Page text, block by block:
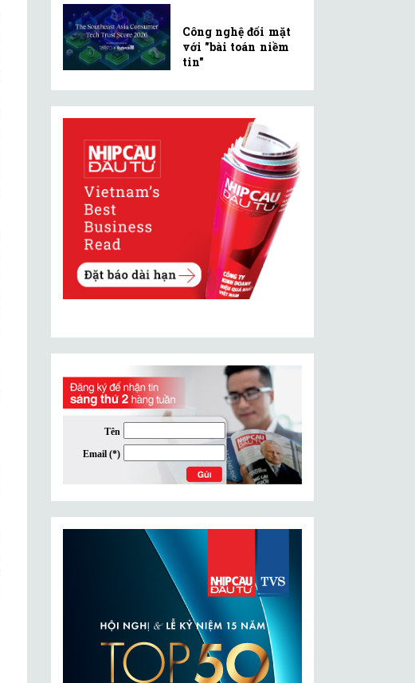
Công nghệ đối mặt
với "bài toán niềm
tin"